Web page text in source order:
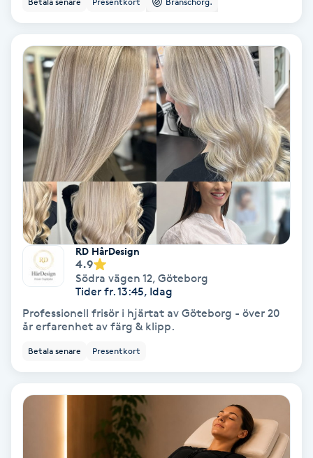
Babylights
Balayage
Bambumassage
Barber
Barnklippning
RD HårDesign
4.9
Södra vägen 12, Göteborg
Tider fr. 13:45, Idag
Professionell frisör i hjärtat av Göteborg - över 20
år erfarenhet av färg & klipp.
Betala senare Presentkort